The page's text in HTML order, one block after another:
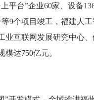
平台”企业60家、设备
9个项目竣工，福建人
互联网发展研究中心
达750亿元。